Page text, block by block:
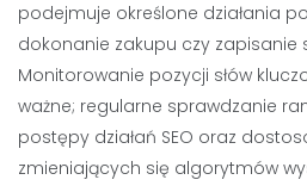
podejmuje określone działania
dokonanie zakupu czy zapisanie
Monitorowanie pozycji słów
ważne; regularne sprawdzanie
postępy działań SEO oraz
zmieniających się algorytmów